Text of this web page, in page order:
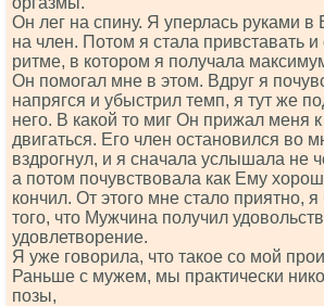
Он лег на спину. Я уперлась руками в
на член. Потом я стала привставать и
ритме, в котором я получала
Он помогал мне в этом. Вдруг я
напрягся и убыстрил темп, я тут же
него. В какой то миг Он прижал меня
двигаться. Его член остановился во
вздрогнул, и я сначала услышала не
а потом почувствовала как Ему
кончил. От этого мне стало приятно,
того, что Мужчина получил
удовлетворение.
Я уже говорила, что такое со мой
Раньше с мужем, мы практически
позы,